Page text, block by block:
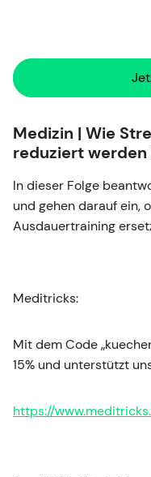
Medizin | Wie
reduziert werden
In dieser Folge
und gehen darauf ein,
Ausdauertraining
Meditricks:
Mit dem Code
15% und unterstützt
https://